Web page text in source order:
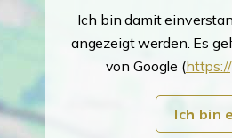
Ich bin damit
angezeigt werden. Es
von Google (
Ich bin